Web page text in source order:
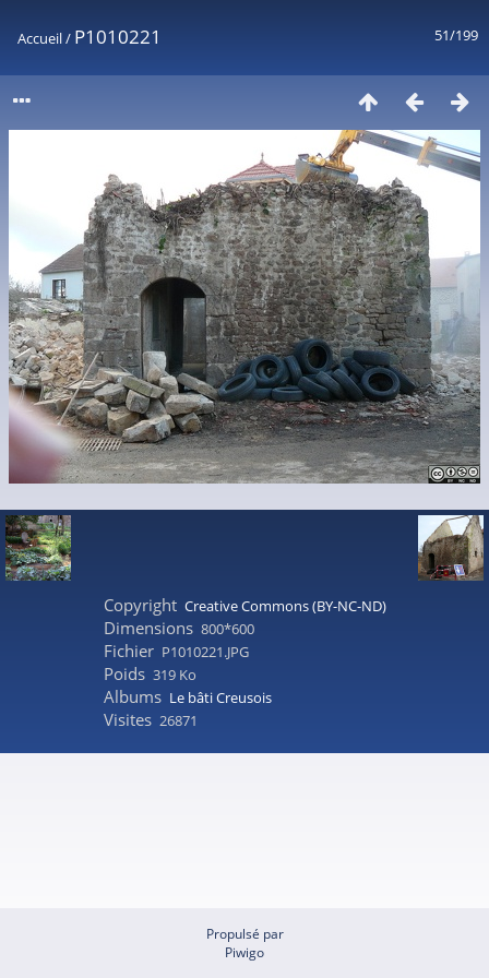
51/199
Accueil/ P1010221
Copyright Creative Commons (BY-NC-ND)
Dimensions 800*600
Fichier P1010221.JPG
Poids 319 Ko
Albums Le bâti Creusois
Visites 26871
Propulsé par
Piwigo